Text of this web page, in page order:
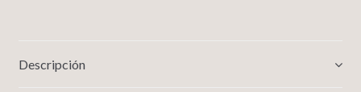
Descripción